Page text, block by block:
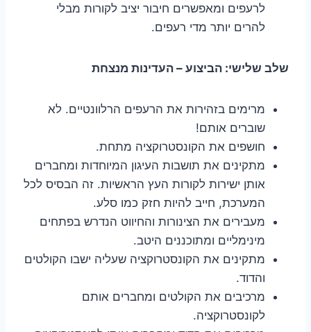
לרעפים ומאפשרים חיבור יציב לקורות מבלי
להרים יותר מדי רעפים.
שלב שלישי: הביצוע – העדינות מנצחת
מרימים בזהירות את הרעפים הרלוונטיים. לא
שוברים אותם!
חושפים את הקונסטרוקציה מתחת.
מתקינים את תושבות העיגון המיוחדות ומחברים
אותן ישירות לקורות העץ הראשיות. זה הבסיס לכל
המערכת, חייב להיות חזק כמו סלע.
מעבירים את הצינורות והחיווט הנדרש בפתחים
מינימליים ומתוכננים היטב.
מתקינים את הקונסטרוקציה שעליה ישבו הקולטים
והדוד.
מרכיבים את הקולטים ומחברים אותם
לקונסטרוקציה.